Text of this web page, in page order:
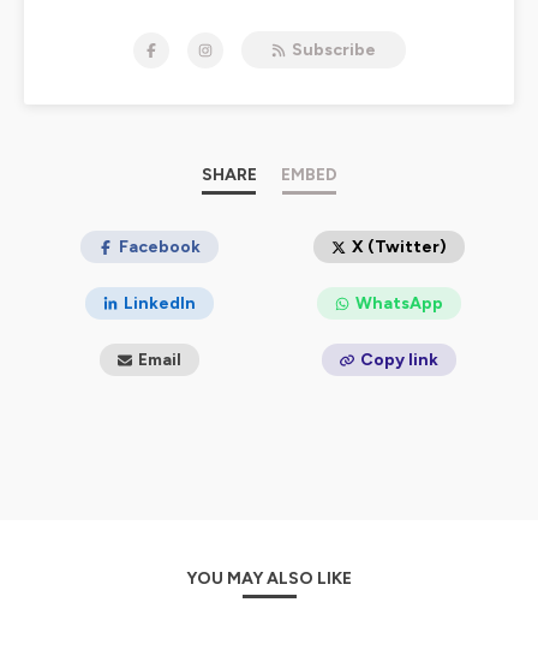
au milieu des raisins, des vignes et des barriques.
pour plus d'informations.
Subscribe
SHARE EMBED
Facebook X (Twitter)
LinkedIn WhatsApp
Email Copy link
YOU MAY ALSO LIKE